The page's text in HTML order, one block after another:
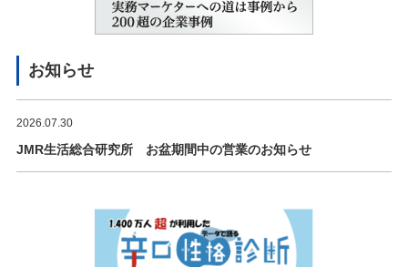
お知らせ
2026.07.30
JMR生活総合研究所 お盆期間中の営業のお知らせ